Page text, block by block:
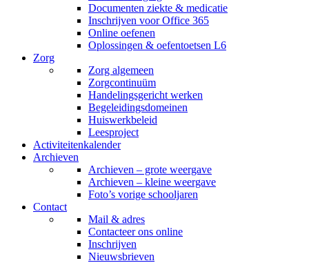
Documenten ziekte & medicatie
Inschrijven voor Office 365
Online oefenen
Oplossingen & oefentoetsen L6
Zorg
Zorg algemeen
Zorgcontinuüm
Handelingsgericht werken
Begeleidingsdomeinen
Huiswerkbeleid
Leesproject
Activiteitenkalender
Archieven
Archieven – grote weergave
Archieven – kleine weergave
Foto’s vorige schooljaren
Contact
Mail & adres
Contacteer ons online
Inschrijven
Nieuwsbrieven